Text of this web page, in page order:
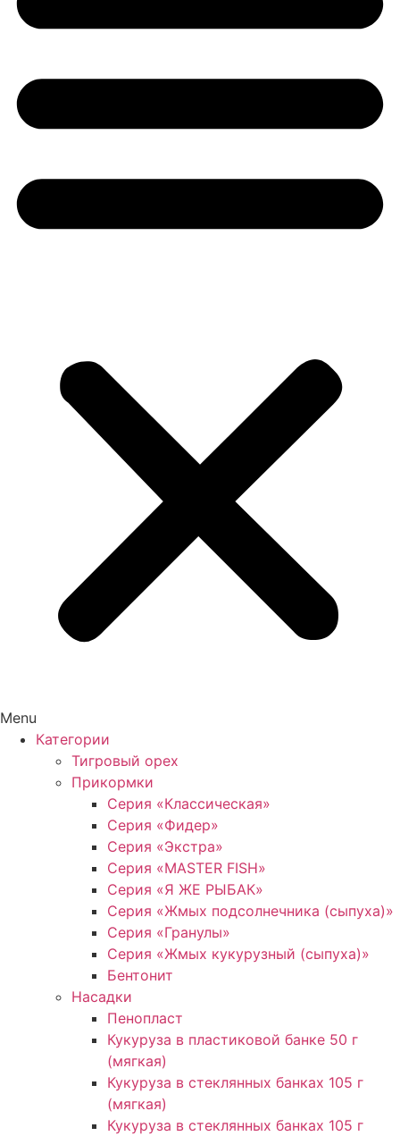
Menu
Категории
Тигровый орех
Прикормки
Серия «Классическая»
Серия «Фидер»
Серия «Экстра»
Серия «MASTER FISH»
Серия «Я ЖЕ РЫБАК»
Серия «Жмых подсолнечника (сыпуха)»
Cерия «Гранулы»
Серия «Жмых кукурузный (сыпуха)»
Бентонит
Насадки
Пенопласт
Кукуруза в пластиковой банке 50 г
(мягкая)
Кукуруза в стеклянных банках 105 г
(мягкая)
Кукуруза в стеклянных банках 105 г